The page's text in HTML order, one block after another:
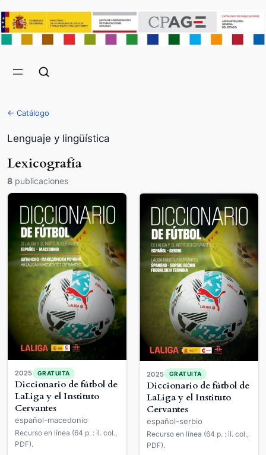
← Catálogo
Lenguaje y lingüística
Lexicografía
8 publicaciones
2025 GRATUITA
Diccionario de fútbol de
LaLiga y el Instituto
Cervantes
español-macedonio
Recurso en línea (64 p. : il. col.,
PDF).
2025 GRATUITA
Diccionario de fútbol de
LaLiga y el Instituto
Cervantes
español-serbio
Recurso en línea (64 p. : il. col.,
PDF).